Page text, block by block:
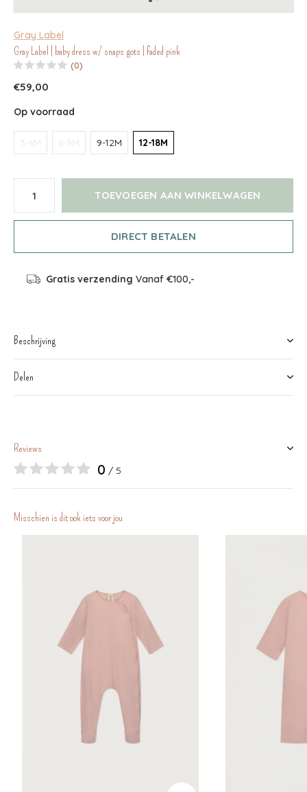
Gray Label
Gray Label | baby dress w/ snaps gots | faded pink
(0)
€59,00
Op voorraad
3-6M 6-9M 9-12M 12-18M
TOEVOEGEN AAN WINKELWAGEN
DIRECT BETALEN
Gratis verzending Vanaf €100,-
Beschrijving
Delen
Reviews
0 / 5
Misschien is dit ook iets voor jou